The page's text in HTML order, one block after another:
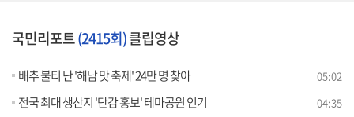
국민리포트(2415회)클립영상
배추 불티 난 '해남 맛 축제' 24만 명 찾아 05:02
전국 최대 생산지 '단감 홍보' 테마공원 인기 04:35